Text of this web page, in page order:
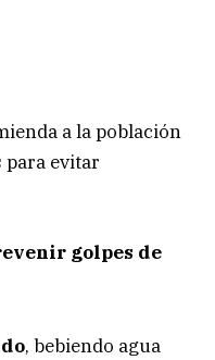
a la población
para evitar
golpes de
, bebiendo agua